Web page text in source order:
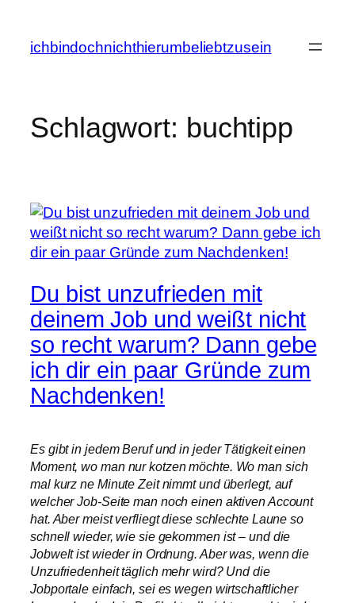
springen
ichbindochnichthierumbeliebtzusein
Schlagwort: buchtipp
Du bist unzufrieden mit
deinem Job und weißt nicht
so recht warum? Dann gebe
ich dir ein paar Gründe zum
Nachdenken!
Es gibt in jedem Beruf und in jeder Tätigkeit einen
Moment, wo man nur kotzen möchte. Wo man sich
mal kurz ne Minute Zeit nimmt und überlegt, auf
welcher Job-Seite man noch einen aktiven Account
hat. Aber meist verfliegt diese schlechte Laune so
schnell wieder, wie sie gekommen ist – und die
Jobwelt ist wieder in Ordnung. Aber was, wenn die
Unzufriedenheit täglich mehr wird? Und die
Jobportale einfach, sei es wegen wirtschaftlicher